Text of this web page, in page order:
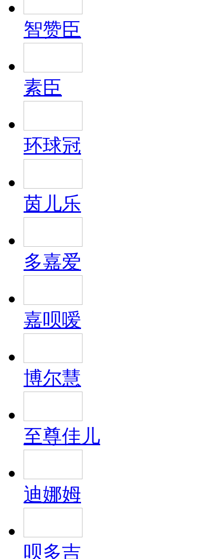
智赞臣
素臣
环球冠
茵儿乐
多嘉爱
嘉呗嗳
博尔慧
至尊佳儿
迪娜姆
呗多吉